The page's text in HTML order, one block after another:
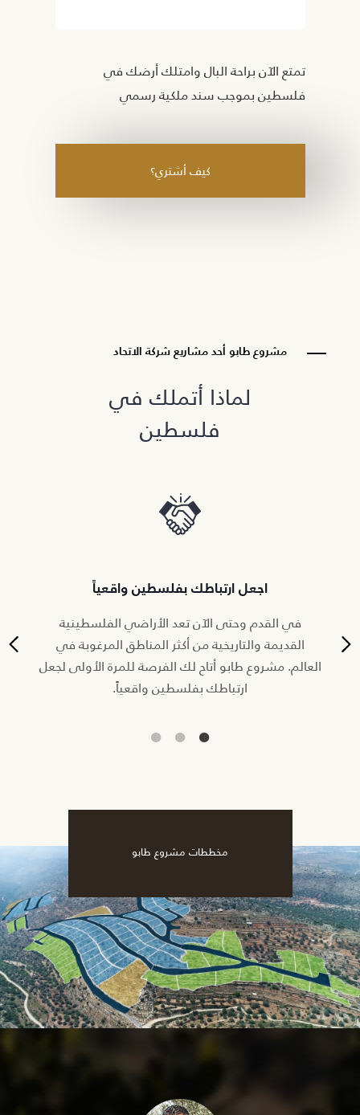
تمتع الآن براحة البال وامتلك أرضك في
فلسطين بموجب سند ملكية رسمي
كيف أشتري؟
مشروع طابو أحد مشاريع شركة الاتحاد
لماذا أتملك في
فلسطين
اجعل ارتباطك بفلسطين واقعياً
في القدم وحتى الآن تعد الأراضي الفلسطينية
القديمة والتاريخية من أكثر المناطق المرغوبة في
العالم. مشروع طابو أتاح لك الفرصة للمرة الأولى لجعل
ارتباطك بفلسطين واقعياً.
مخططات مشروع طابو